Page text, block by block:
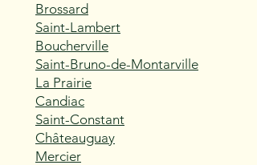
Brossard
Saint-Lambert
Boucherville
Saint-Bruno-de-Montarville
La Prairie
Candiac
Saint-Constant
Châteauguay
Mercier